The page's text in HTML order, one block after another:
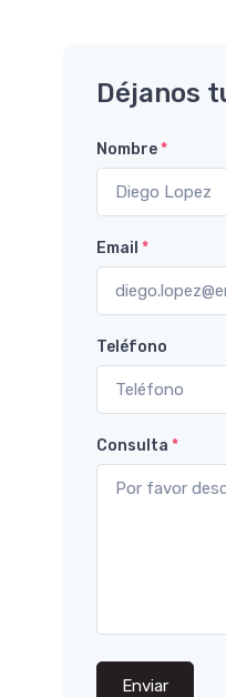
Déjanos
Nombre*
Email *
Teléfono
Consulta *
Enviar